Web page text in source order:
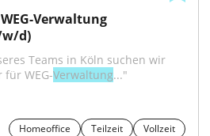
Verwaltung
d)
Teams in Köln suchen wir
WEG-Verwaltung..."
Homeoffice Teilzeit
Vollzeit